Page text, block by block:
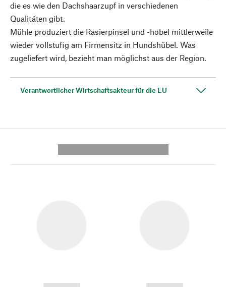
die es wie den Dachshaarzupf in verschiedenen
Qualitäten gibt.
Mühle produziert die Rasierpinsel und -hobel mittlerweile
wieder vollstufig am Firmensitz in Hundshübel. Was
zugeliefert wird, bezieht man möglichst aus der Region.
Verantwortlicher Wirtschaftsakteur für die EU